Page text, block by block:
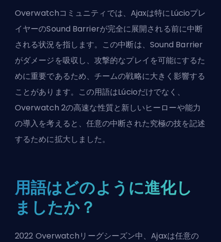
Overwatchコミュニティでは、Ajaxは特にLúcioプレ
イヤーのSound Barrierが完全に展開される前に中断
される状況を指します。この中断は、Sound Barrier
がダメージを吸収し、攻撃的なプレイを可能にするた
めに重要であるため、チームの戦略に大きく影響する
ことがあります。この用語はLúcioだけでなく、
Overwatch 2の高速な性質と新しいヒーローや能力
の導入を考えると、任意の中断された究極の技を記述
するために拡大しました。
用語はどのように進化し
ましたか？
2022 Overwatchリーグシーズン中、Ajaxは任意の